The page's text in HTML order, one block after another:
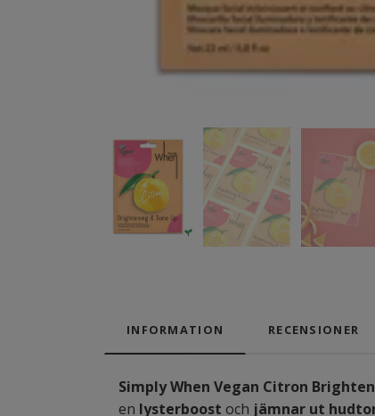
INFORMATION RECENSIONER
Simply When Vegan Citron
en lysterboost och jämnar ut